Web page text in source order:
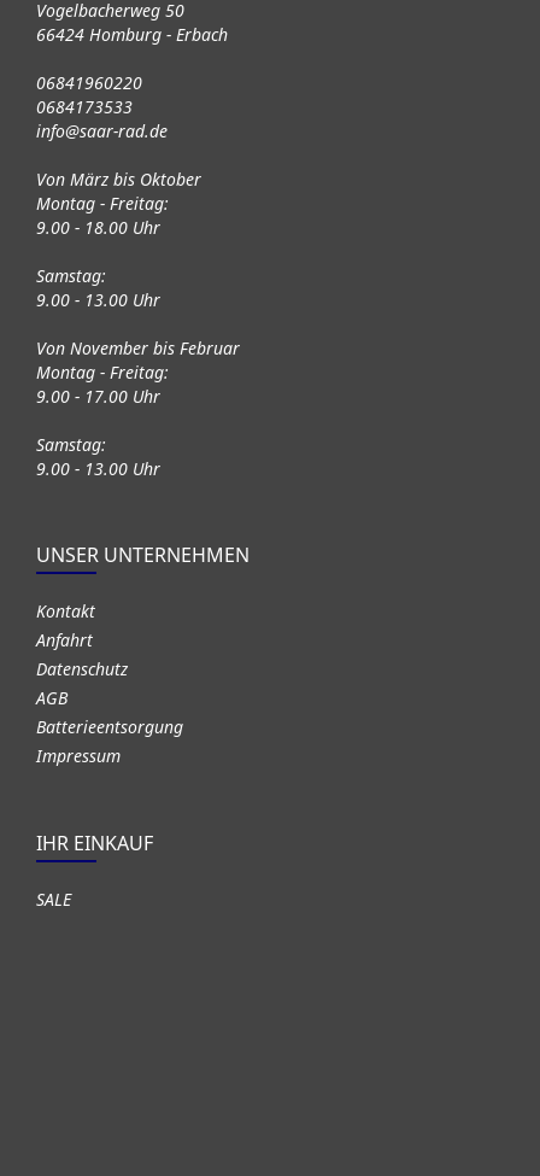
Vogelbacherweg 50
66424 Homburg - Erbach
06841960220
0684173533
info@saar-rad.de
Von März bis Oktober
Montag - Freitag:
9.00 - 18.00 Uhr
Samstag:
9.00 - 13.00 Uhr
Von November bis Februar
Montag - Freitag:
9.00 - 17.00 Uhr
Samstag:
9.00 - 13.00 Uhr
UNSER UNTERNEHMEN
Kontakt
Anfahrt
Datenschutz
AGB
Batterieentsorgung
Impressum
IHR EINKAUF
SALE